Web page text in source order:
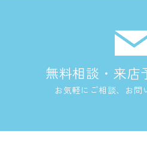
無料相談・来店
お気軽にご相談、お問